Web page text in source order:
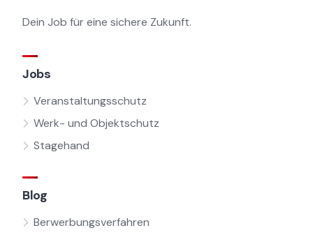
Dein Job für eine sichere Zukunft.
Jobs
Veranstaltungsschutz
Werk- und Objektschutz
Stagehand
Blog
Berwerbungsverfahren